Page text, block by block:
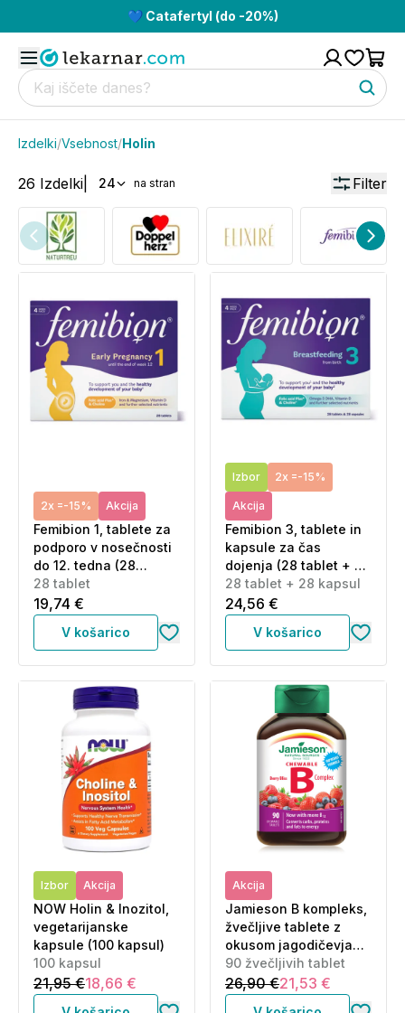
💙 Catafertyl (do -20%)
Izdelki/Vsebnost/Holin
26 Izdelki 24 na stran Filter
2x =-15% Akcija
Femibion 1, tablete za
podporo v nosečnosti
do 12. tedna (28
tablet)
28 tablet
19,74 €
V košarico
Izbor 2x =-15%
Akcija
Femibion 3, tablete in
kapsule za čas
dojenja (28 tablet + 28
kapsul)
28 tablet + 28 kapsul
24,56 €
V košarico
Izbor Akcija
NOW Holin & Inozitol,
vegetarijanske
kapsule (100 kapsul)
100 kapsul
21,95 €18,66 €
Akcija
Jamieson B kompleks,
žvečljive tablete z
okusom jagodičevja
(90 tablet)
90 žvečljivih tablet
26,90 €21,53 €